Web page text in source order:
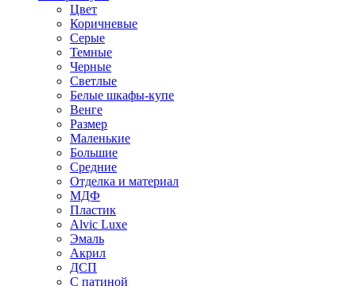
Цвет
Коричневые
Серые
Темные
Черные
Светлые
Белые шкафы-купе
Венге
Размер
Маленькие
Большие
Средние
Отделка и материал
МДФ
Пластик
Alvic Luxe
Эмаль
Акрил
ДСП
С патиной